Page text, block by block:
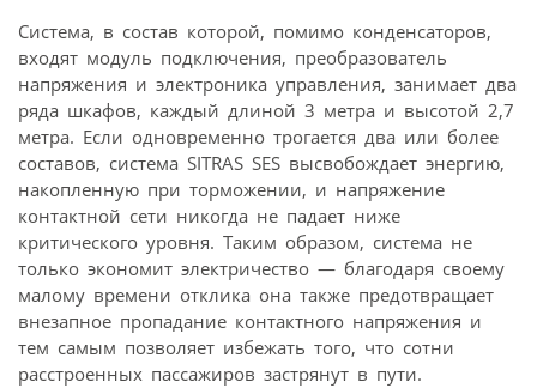
Система, в состав которой, помимо конденсаторов,
входят модуль подключения, преобразователь
напряжения и электроника управления, занимает два
ряда шкафов, каждый длиной 3 метра и высотой 2,7
метра. Если одновременно трогается два или более
составов, система SITRAS SES высвобождает энергию,
накопленную при торможении, и напряжение
контактной сети никогда не падает ниже
критического уровня. Таким образом, система не
только экономит электричество — благодаря своему
малому времени отклика она также предотвращает
внезапное пропадание контактного напряжения и
тем самым позволяет избежать того, что сотни
расстроенных пассажиров застрянут в пути.